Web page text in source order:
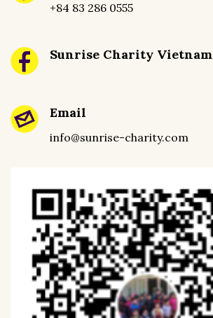
+84 83 286 0555
Sunrise Charity Vietnam
Email
info@sunrise-charity.com